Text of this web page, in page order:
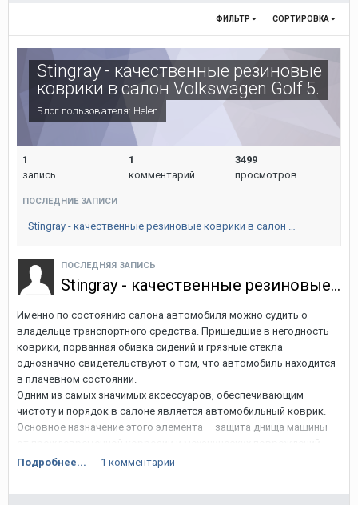
СОРТИРОВКА
ФИЛЬТР
Stingray - качественные резиновые
коврики в салон Volkswagen Golf 5.
Блог пользователя: Helen
1
запись
1
комментарий
3499
просмотров
ПОСЛЕДНИЕ ЗАПИСИ
Stingray - качественные резиновые коврики в салон …
ПОСЛЕДНЯЯ ЗАПИСЬ
Stingray - качественные резиновые коврики в салон Volkswagen Golf 5.
Именно по состоянию салона автомобиля можно судить о
владельце транспортного средства. Пришедшие в негодность
коврики, порванная обивка сидений и грязные стекла
однозначно свидетельствуют о том, что автомобиль находится
в плачевном состоянии.
Одним из самых значимых аксессуаров, обеспечивающим
чистоту и порядок в салоне является автомобильный коврик.
Основное назначение этого элемента – защита днища машины
Своевременная замена этого относительно недорогого
Подробнее... 1 комментарий